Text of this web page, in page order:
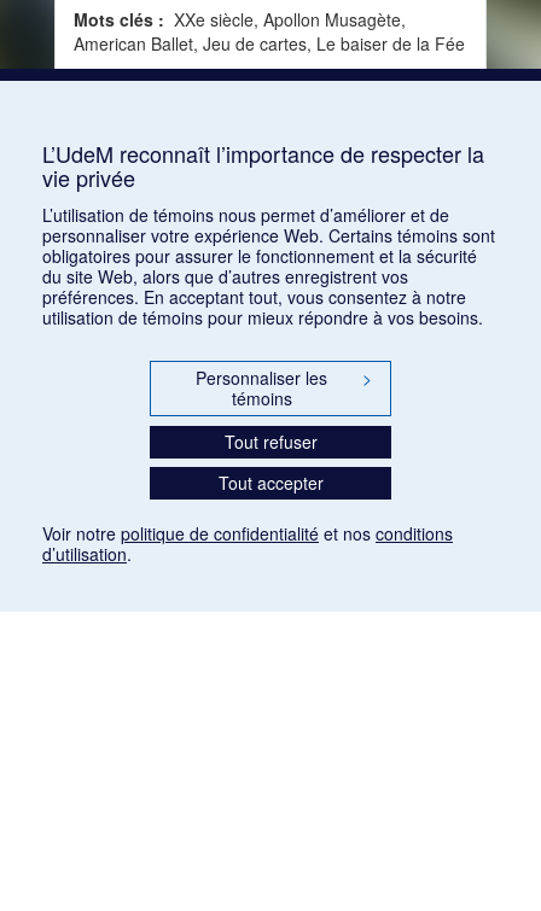
Mots clés : XXe siècle, Apollon Musagète,
American Ballet, Jeu de cartes, Le baiser de la Fée
1 2
L’UdeM reconnaît l’importance de respecter la
vie privée
L’utilisation de témoins nous permet d’améliorer et de
personnaliser votre expérience Web. Certains témoins sont
obligatoires pour assurer le fonctionnement et la sécurité
du site Web, alors que d’autres enregistrent vos
préférences. En acceptant tout, vous consentez à notre
utilisation de témoins pour mieux répondre à vos besoins.
Personnaliser les
témoins
>
Tout refuser
Tout accepter
Voir notre politique de confidentialité et nos conditions
d’utilisation.